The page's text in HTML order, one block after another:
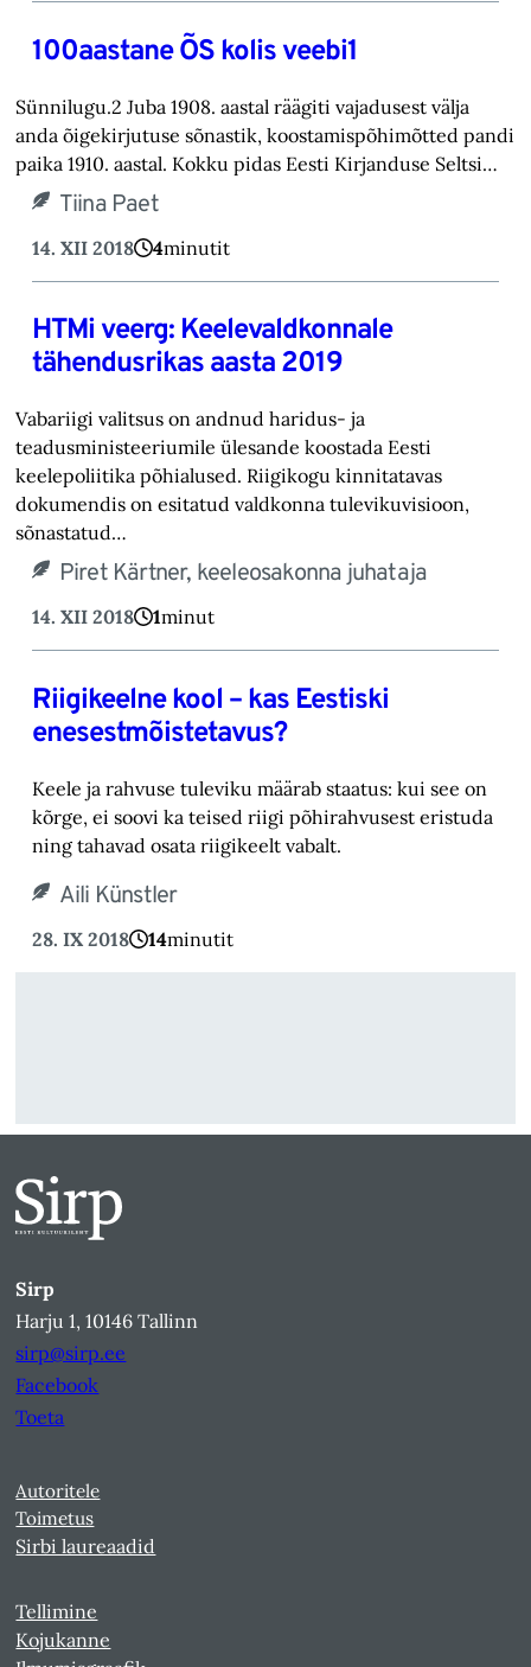
100aastane ÕS kolis veebi1
Sünnilugu.2 Juba 1908. aastal räägiti vajadusest välja
anda õigekirjutuse sõnastik, koostamispõhimõtted pandi
paika 1910. aastal. Kokku pidas Eesti Kirjanduse Seltsi…
Tiina Paet
14. XII 2018 4minutit
HTMi veerg: Keelevaldkonnale
tähendusrikas aasta 2019
Vabariigi valitsus on andnud haridus- ja
teadusministeeriumile ülesande koostada Eesti
keelepoliitika põhialused. Riigikogu kinnitatavas
dokumendis on esitatud valdkonna tulevikuvisioon,
sõnastatud…
Piret Kärtner, keeleosakonna juhataja
14. XII 2018 1minut
Riigikeelne kool – kas Eestiski
enesestmõistetavus?
Keele ja rahvuse tuleviku määrab staatus: kui see on
kõrge, ei soovi ka teised riigi põhirahvusest eristuda
ning tahavad osata riigikeelt vabalt.
Aili Künstler
28. IX 2018 14minutit
Sirp
Harju 1, 10146 Tallinn
sirp@sirp.ee
Facebook
Toeta
Autoritele
Toimetus
Sirbi laureaadid
Tellimine
Kojukanne